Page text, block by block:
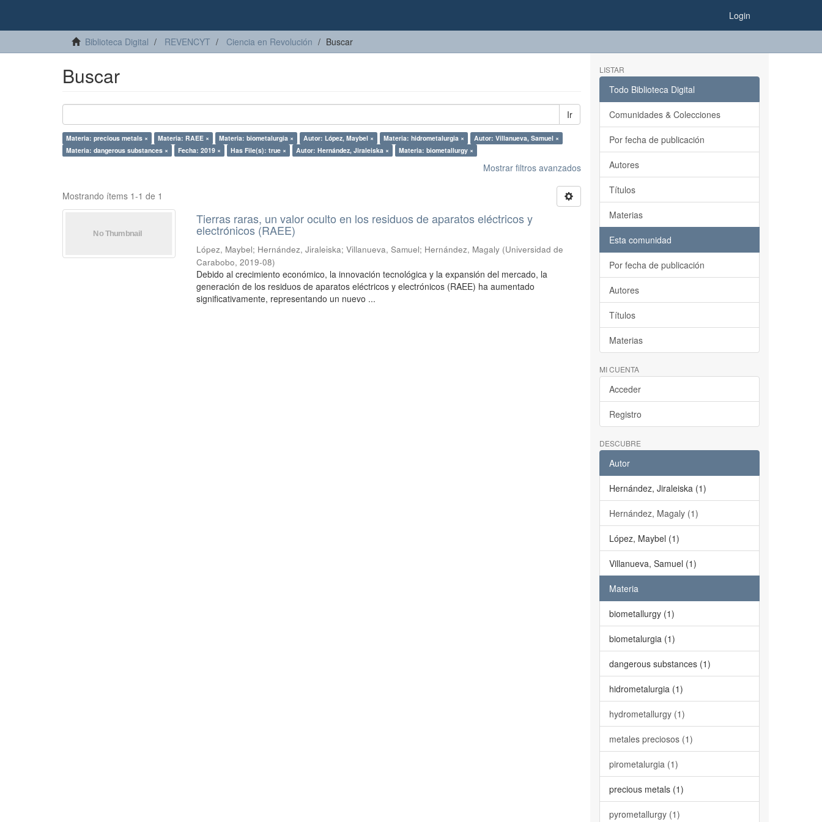
Login
Biblioteca Digital REVENCYT Ciencia en Revolución Buscar
Buscar
Ir
Materia: precious metals × Materia: RAEE × Materia: biometalurgia × Autor: López, Maybel × Materia: hidrometalurgia ×
Autor: Villanueva, Samuel ×
Materia: dangerous substances ×
Fecha: 2019 × Has File(s): true × Autor: Hernández, Jiraleiska × Materia: biometallurgy ×
Mostrar filtros avanzados
Mostrando ítems 1-1 de 1
Tierras raras, un valor oculto en los residuos de aparatos eléctricos y
electrónicos (RAEE)
López, Maybel; Hernández, Jiraleiska;Villanueva, Samuel; Hernández, Magaly (Universidad de
Carabobo,2019-08)
Debido al crecimiento económico, la innovación tecnológica y la expansión del mercado, la
generación de los residuos de aparatos eléctricos y electrónicos (RAEE) ha aumentado
significativamente, representando un nuevo ...
LISTAR
Todo Biblioteca Digital
Comunidades & Colecciones
Por fecha de publicación
Autores
Títulos
Materias
Esta comunidad
Por fecha de publicación
Autores
Títulos
Materias
MI CUENTA
Acceder
Registro
DESCUBRE
Autor
Hernández, Jiraleiska (1)
Hernández, Magaly (1)
López, Maybel (1)
Villanueva, Samuel (1)
Materia
biometallurgy (1)
biometalurgia (1)
dangerous substances (1)
hidrometalurgia (1)
hydrometallurgy (1)
metales preciosos (1)
pirometalurgia (1)
precious metals (1)
pyrometallurgy (1)